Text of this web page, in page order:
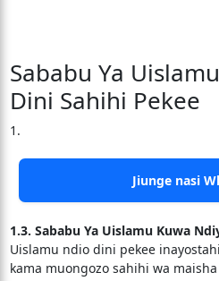
Sababu Ya
Dini Sahihi Pekee
1.
Jiunge nasi
1.3. Sababu Ya Uislamu Kuwa
Uislamu ndio dini pekee
kama muongozo sahihi wa